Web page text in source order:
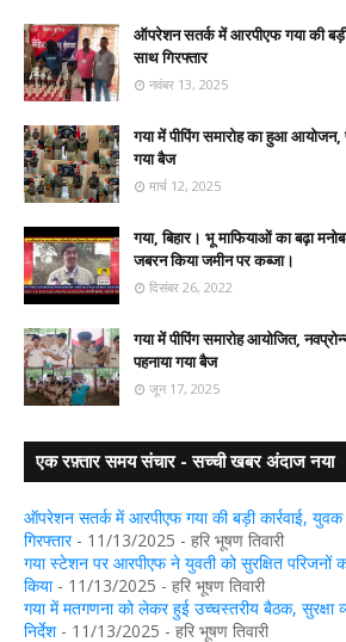
ऑपरेशन सतर्क में आरपीएफ गया की
साथ गिरफ्तार
नवंबर 13, 2025
गया में पीपिंग समारोह का हुआ आयोजन,
गया बैज
मार्च 12, 2025
गया, बिहार। भू माफियाओं का बढ़ा
जबरन किया जमीन पर कब्जा।
दिसंबर 26, 2022
गया में पीपिंग समारोह आयोजित,
पहनाया गया बैज
जून 17, 2025
एक रफ़्तार समय संचार - सच्ची खबर अंदाज नया
ऑपरेशन सतर्क में आरपीएफ गया की बड़ी कार्रवाई,
गिरफ्तार- 11/13/2025 - हरि भूषण तिवारी
गया स्टेशन पर आरपीएफ ने युवती को सुरक्षित परिजनों
किया- 11/13/2025 - हरि भूषण तिवारी
गया में मतगणना को लेकर हुई उच्चस्तरीय बैठक, सुरक्षा
निर्देश- 11/13/2025 - हरि भूषण तिवारी